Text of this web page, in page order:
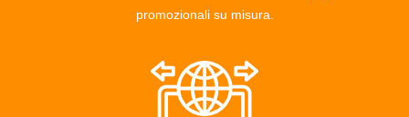
promozionali su misura.